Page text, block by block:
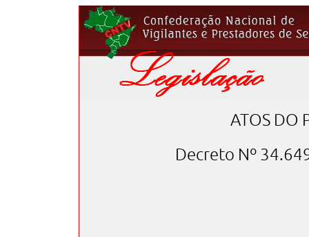
ATOS DO
Decreto Nº